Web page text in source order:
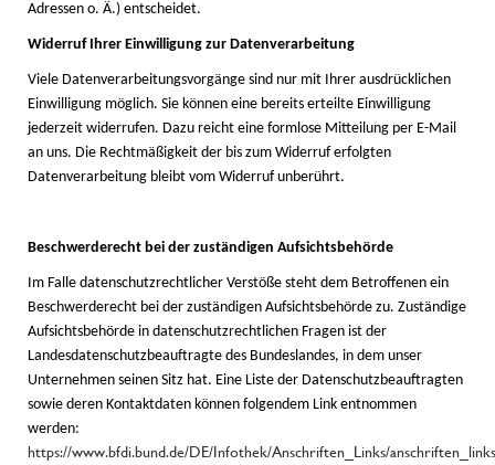
Adressen o. Ä.) entscheidet.
Widerruf Ihrer Einwilligung zur Datenverarbeitung
Viele Datenverarbeitungsvorgänge sind nur mit Ihrer ausdrücklichen
Einwilligung möglich. Sie können eine bereits erteilte Einwilligung
jederzeit widerrufen. Dazu reicht eine formlose Mitteilung per E-Mail
an uns. Die Rechtmäßigkeit der bis zum Widerruf erfolgten
Datenverarbeitung bleibt vom Widerruf unberührt.
Beschwerderecht bei der zuständigen Aufsichtsbehörde
Im Falle datenschutzrechtlicher Verstöße steht dem Betroffenen ein
Beschwerderecht bei der zuständigen Aufsichtsbehörde zu. Zuständige
Aufsichtsbehörde in datenschutzrechtlichen Fragen ist der
Landesdatenschutzbeauftragte des Bundeslandes, in dem unser
Unternehmen seinen Sitz hat. Eine Liste der Datenschutzbeauftragten
sowie deren Kontaktdaten können folgendem Link entnommen
werden:
https://www.bfdi.bund.de/DE/Infothek/Anschriften_Links/